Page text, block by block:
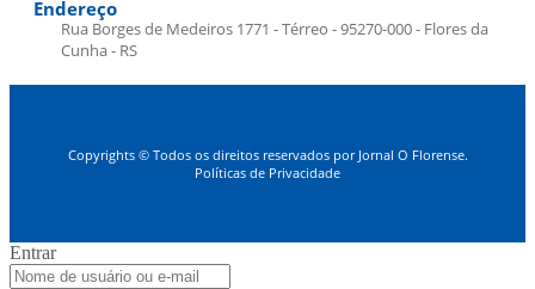
Endereço
Rua Borges de Medeiros 1771 - Térreo - 95270-000 - Flores da
Cunha - RS
Copyrights © Todos os direitos reservados por Jornal O Florense.
Políticas de Privacidade
Entrar